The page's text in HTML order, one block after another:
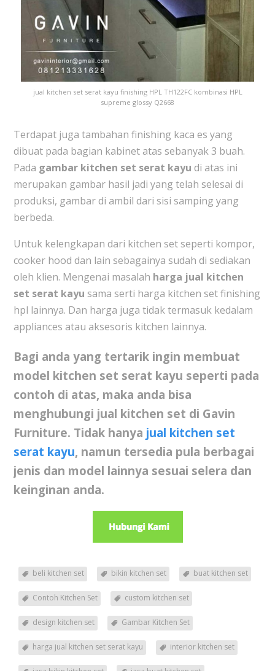
jual kitchen set serat kayu finishing HPL TH122FC kombinasi HPL
supreme glossy Q2668
Terdapat juga tambahan finishing kaca es yang
dibuat pada bagian kabinet atas sebanyak 3 buah.
Pada gambar kitchen set serat kayu di atas ini
merupakan gambar hasil jadi yang telah selesai di
produksi, gambar di ambil dari sisi samping yang
berbeda.
Untuk kelengkapan dari kitchen set seperti kompor,
cooker hood dan lain sebagainya sudah di sediakan
oleh klien. Mengenai masalah harga jual kitchen
set serat kayu sama serti harga kitchen set finishing
hpl lainnya. Dan harga juga tidak termasuk kedalam
appliances atau aksesoris kitchen lainnya.
Bagi anda yang tertarik ingin membuat
model kitchen set serat kayu seperti pada
contoh di atas, maka anda bisa
menghubungi jual kitchen set di Gavin
Furniture. Tidak hanya jual kitchen set
serat kayu, namun tersedia pula berbagai
jenis dan model lainnya sesuai selera dan
keinginan anda.
beli kitchen set bikin kitchen set buat kitchen set
Contoh Kitchen Set custom kitchen set
design kitchen set Gambar Kitchen Set
harga jual kitchen set serat kayu interior kitchen set